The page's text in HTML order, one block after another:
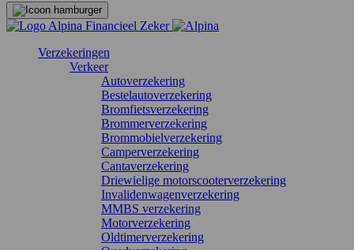
Verzekeringen
Verkeer
Autoverzekering
Bestelautoverzekering
Bromfietsverzekering
Brommerverzekering
Brommobielverzekering
Camperverzekering
Cantaverzekering
Driewielige motorscooterverzekering
Invalidenwagenverzekering
MMBS verzekering
Motorverzekering
Oldtimerverzekering